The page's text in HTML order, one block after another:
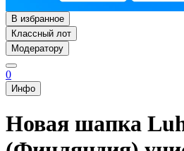
В избранное
Классный лот
Модератору
0
Инфо
Новая шапка